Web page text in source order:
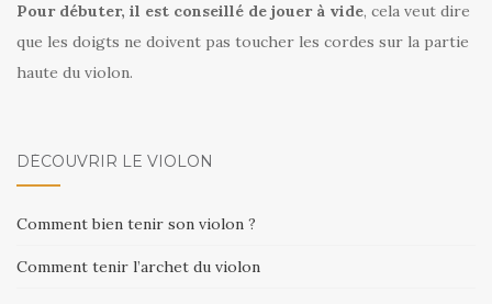
Pour débuter, il est conseillé de jouer à vide, cela veut dire
que les doigts ne doivent pas toucher les cordes sur la partie
haute du violon.
DÉCOUVRIR LE VIOLON
Comment bien tenir son violon ?
Comment tenir l’archet du violon